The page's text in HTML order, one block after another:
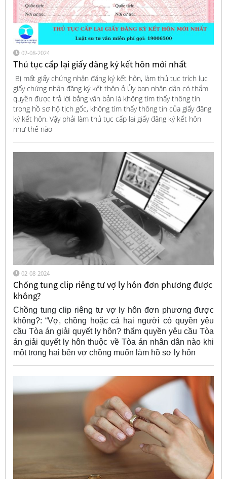
02-08-2024
Thủ tục cấp lại giấy đăng ký kết hôn mới nhất
Bị mất giấy chứng nhận đăng ký kết hôn, làm thủ tục trích lục
giấy chứng nhận đăng ký kết thôn ở Ủy ban nhân dân có thẩm
quyền được trả lời bằng văn bản là không tìm thấy thông tin
trong hồ sơ hộ tịch gốc, không tìm thấy thông tin của giấy đăng
ký kết hôn. Vậy phải làm thủ tục cấp lại giấy đăng ký kết hôn
như thế nào
02-08-2024
Chồng tung clip riêng tư vợ ly hôn đơn phương được
không?
Chồng tung clip riêng tư vợ ly hôn đơn phương được
không?: “Vợ, chồng hoặc cả hai người có quyền yêu
cầu Tòa án giải quyết ly hôn? thẩm quyền yêu cầu Tòa
án giải quyết ly hôn thuộc về Tòa án nhân dân nào khi
một trong hai bên vợ chồng muốn làm hồ sơ ly hôn